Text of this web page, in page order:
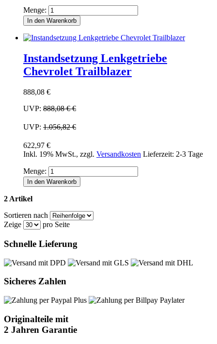
Menge:
In den Warenkorb
Instandsetzung Lenkgetriebe
Chevrolet Trailblazer
888,08 €
UVP: 888,08 €€
UVP: 1.056,82 €
622,97 €
Inkl. 19% MwSt., zzgl. Versandkosten Lieferzeit: 2-3 Tage
Menge:
In den Warenkorb
2 Artikel
Sortieren nach
Zeige
pro Seite
Schnelle Lieferung
Sicheres Zahlen
Originalteile mit
2 Jahren Garantie